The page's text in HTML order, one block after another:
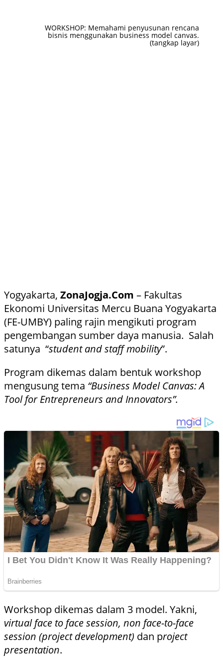
WORKSHOP: Memahami penyusunan rencana
bisnis menggunakan business model canvas.
(tangkap layar)
Yogyakarta, ZonaJogja.Com – Fakultas
Ekonomi Universitas Mercu Buana Yogyakarta
(FE-UMBY) paling rajin mengikuti program
pengembangan sumber daya manusia. Salah
satunya “student and staff mobility”.
Program dikemas dalam bentuk workshop
mengusung tema “Business Model Canvas: A
Tool for Entrepreneurs and Innovators”.
Workshop dikemas dalam 3 model. Yakni,
virtual face to face session, non face-to-face
session (project development) dan project
presentation.